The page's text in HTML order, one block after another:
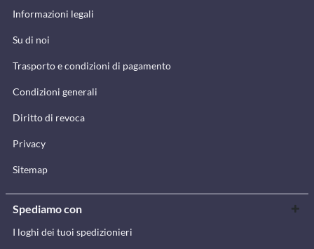
Informazioni legali
Su di noi
Trasporto e condizioni di pagamento
Condizioni generali
Diritto di revoca
Privacy
Sitemap
Spediamo con
I loghi dei tuoi spedizionieri